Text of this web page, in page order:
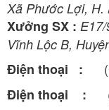
Xã Phước Lợi, H.
Xưởng SX :
Vĩnh Lộc B,
Điện thoại :
Điện thoại :